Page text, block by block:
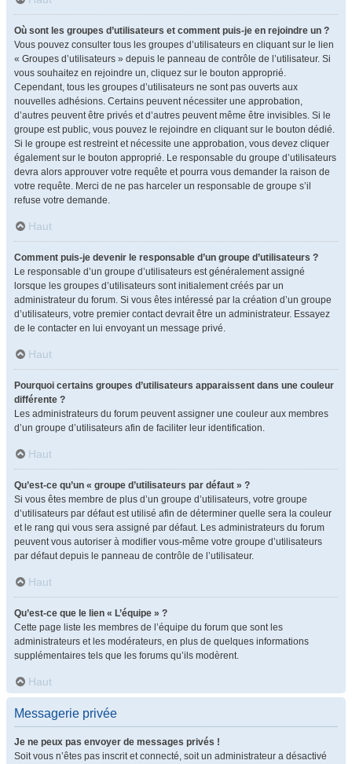
Où sont les groupes d’utilisateurs et comment puis-je en rejoindre un ?
Vous pouvez consulter tous les groupes d’utilisateurs en cliquant sur le lien
« Groupes d’utilisateurs » depuis le panneau de contrôle de l’utilisateur. Si
vous souhaitez en rejoindre un, cliquez sur le bouton approprié.
Cependant, tous les groupes d’utilisateurs ne sont pas ouverts aux
nouvelles adhésions. Certains peuvent nécessiter une approbation,
d’autres peuvent être privés et d’autres peuvent même être invisibles. Si le
groupe est public, vous pouvez le rejoindre en cliquant sur le bouton dédié.
Si le groupe est restreint et nécessite une approbation, vous devez cliquer
également sur le bouton approprié. Le responsable du groupe d’utilisateurs
devra alors approuver votre requête et pourra vous demander la raison de
votre requête. Merci de ne pas harceler un responsable de groupe s’il
refuse votre demande.
Haut
Comment puis-je devenir le responsable d’un groupe d’utilisateurs ?
Le responsable d’un groupe d’utilisateurs est généralement assigné
lorsque les groupes d’utilisateurs sont initialement créés par un
administrateur du forum. Si vous êtes intéressé par la création d’un groupe
d’utilisateurs, votre premier contact devrait être un administrateur. Essayez
de le contacter en lui envoyant un message privé.
Haut
Pourquoi certains groupes d’utilisateurs apparaissent dans une couleur
différente ?
Les administrateurs du forum peuvent assigner une couleur aux membres
d’un groupe d’utilisateurs afin de faciliter leur identification.
Haut
Qu’est-ce qu’un « groupe d’utilisateurs par défaut » ?
Si vous êtes membre de plus d’un groupe d’utilisateurs, votre groupe
d’utilisateurs par défaut est utilisé afin de déterminer quelle sera la couleur
et le rang qui vous sera assigné par défaut. Les administrateurs du forum
peuvent vous autoriser à modifier vous-même votre groupe d’utilisateurs
par défaut depuis le panneau de contrôle de l’utilisateur.
Haut
Qu’est-ce que le lien « L’équipe » ?
Cette page liste les membres de l’équipe du forum que sont les
administrateurs et les modérateurs, en plus de quelques informations
supplémentaires tels que les forums qu’ils modèrent.
Haut
Messagerie privée
Je ne peux pas envoyer de messages privés !
Soit vous n’êtes pas inscrit et connecté, soit un administrateur a désactivé